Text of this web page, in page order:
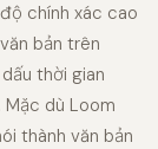
chính xác cao
bản trên
thời gian
dù Loom
thành văn bản